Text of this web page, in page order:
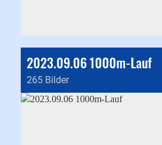
2023.09.06 1000m-Lauf
265 Bilder